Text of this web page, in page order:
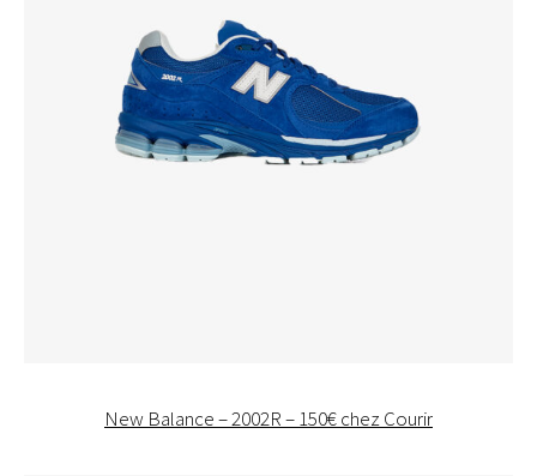
New Balance – 2002R – 150€ chez Courir